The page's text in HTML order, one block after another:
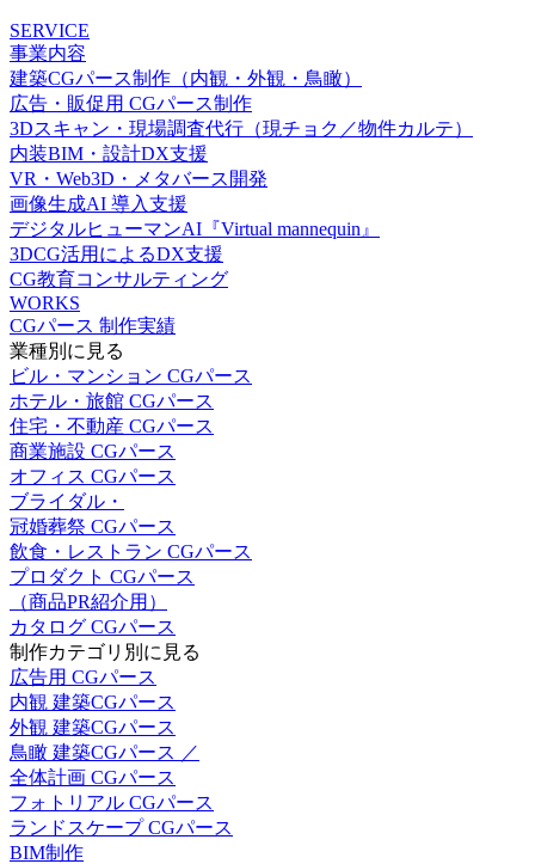
SERVICE
事業内容
建築CGパース制作（内観・外観・鳥瞰）
広告・販促用 CGパース制作
3Dスキャン・現場調査代行（現チョク／物件カルテ）
内装BIM・設計DX支援
VR・Web3D・メタバース開発
画像生成AI 導入支援
デジタルヒューマンAI『Virtual mannequin』
3DCG活用によるDX支援
CG教育コンサルティング
WORKS
CGパース 制作実績
業種別に見る
ビル・マンション CGパース
ホテル・旅館 CGパース
住宅・不動産 CGパース
商業施設 CGパース
オフィス CGパース
ブライダル・
冠婚葬祭 CGパース
飲食・レストラン CGパース
プロダクト CGパース
（商品PR紹介用）
カタログ CGパース
制作カテゴリ別に見る
広告用 CGパース
内観 建築CGパース
外観 建築CGパース
鳥瞰 建築CGパース ／
全体計画 CGパース
フォトリアル CGパース
ランドスケープ CGパース
BIM制作